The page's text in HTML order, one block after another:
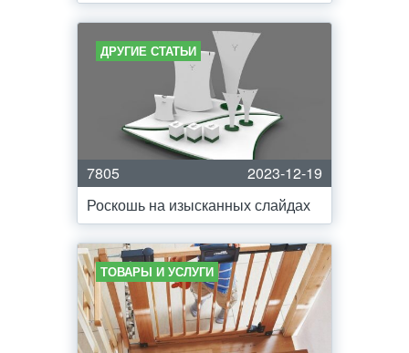
ДРУГИЕ СТАТЬИ
7805
2023-12-19
Роскошь на изысканных слайдах
ТОВАРЫ И УСЛУГИ